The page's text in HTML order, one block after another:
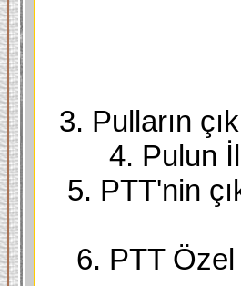
3. Pulların
4. Pulun
5. PTT'nin
6. PTT Özel